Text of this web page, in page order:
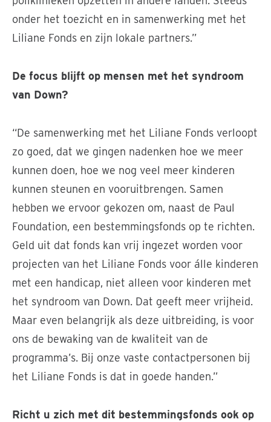
onder het toezicht en in samenwerking met het
Liliane Fonds en zijn lokale partners.”
De focus blijft op mensen met het syndroom
van Down?
“De samenwerking met het Liliane Fonds verloopt
zo goed, dat we gingen nadenken hoe we meer
kunnen doen, hoe we nog veel meer kinderen
kunnen steunen en vooruitbrengen. Samen
hebben we ervoor gekozen om, naast de Paul
Foundation, een bestemmingsfonds op te richten.
Geld uit dat fonds kan vrij ingezet worden voor
projecten van het Liliane Fonds voor álle kinderen
met een handicap, niet alleen voor kinderen met
het syndroom van Down. Dat geeft meer vrijheid.
Maar even belangrijk als deze uitbreiding, is voor
ons de bewaking van de kwaliteit van de
programma’s. Bij onze vaste contactpersonen bij
het Liliane Fonds is dat in goede handen.”
Richt u zich met dit bestemmingsfonds ook op